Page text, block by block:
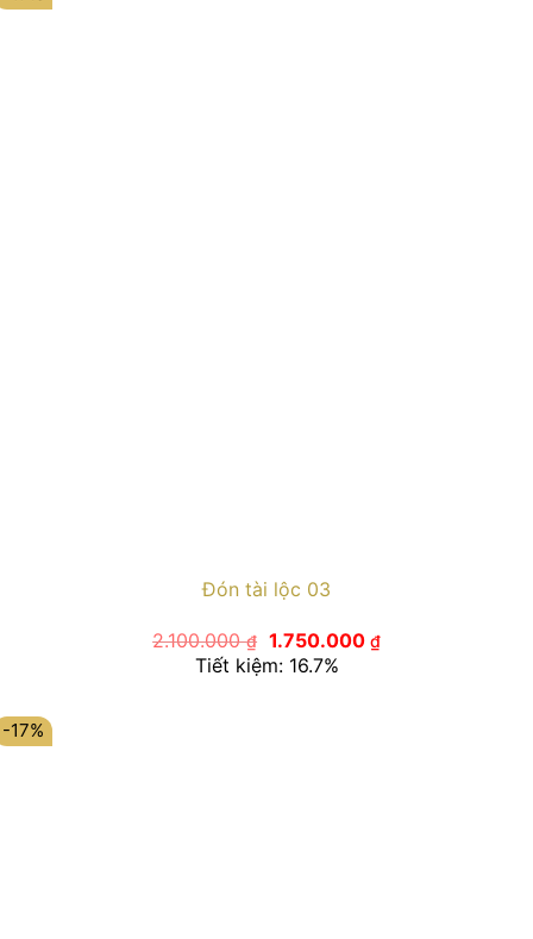
Đón tài lộc 03
2.100.000₫ Giá
gốc
là:
1.750.000 ₫Giá
hiện
Tiết kiệm: 16.7%
-17%